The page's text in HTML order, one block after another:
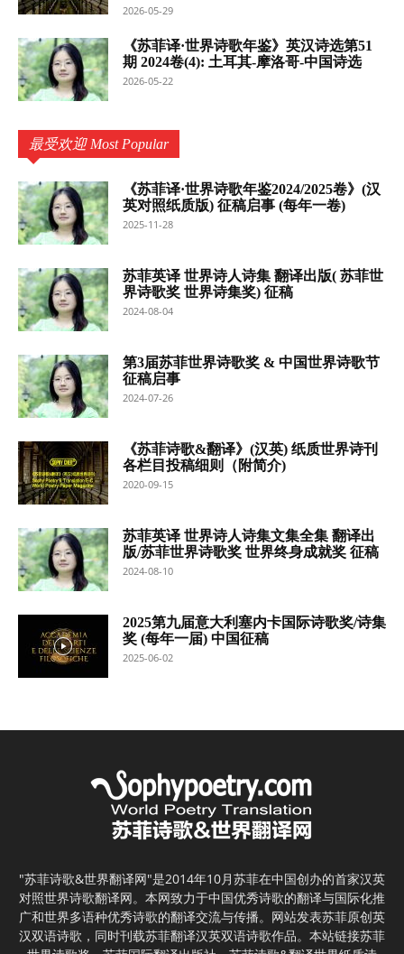
2026-05-29
《苏菲译·世界诗歌年鉴》英汉诗选第51
期 2024卷(4): 土耳其-摩洛哥-中国诗选
2026-05-22
最受欢迎 Most Popular
《苏菲译·世界诗歌年鉴2024/2025卷》(汉
英对照纸质版) 征稿启事 (每年一卷)
2025-11-28
苏菲英译 世界诗人诗集 翻译出版( 苏菲世
界诗歌奖 世界诗集奖) 征稿
2024-08-04
第3届苏菲世界诗歌奖 & 中国世界诗歌节
征稿启事
2024-07-26
《苏菲诗歌&翻译》(汉英) 纸质世界诗刊
各栏目投稿细则（附简介)
2020-09-15
苏菲英译 世界诗人诗集文集全集 翻译出
版/苏菲世界诗歌奖 世界终身成就奖 征稿
2024-08-10
2025第九届意大利塞内卡国际诗歌奖/诗集
奖 (每年一届) 中国征稿
2025-06-02
"苏菲诗歌&世界翻译网"是2014年10月苏菲在中国创办的首家汉英
对照世界诗歌翻译网。本网致力于中国优秀诗歌的翻译与国际化推
广和世界多语种优秀诗歌的翻译交流与传播。网站发表苏菲原创英
汉双语诗歌，同时刊载苏菲翻译汉英双语诗歌作品。本站链接苏菲